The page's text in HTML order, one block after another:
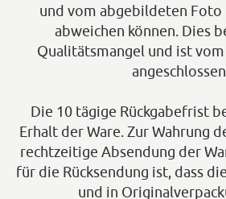
und vom abgebildeten Foto
abweichen können. Dies
Qualitätsmangel und ist
Die 10 tägige Rückgabefrist
Erhalt der Ware. Zur Wahrung
rechtzeitige Absendung der
für die Rücksendung ist, dass
und in